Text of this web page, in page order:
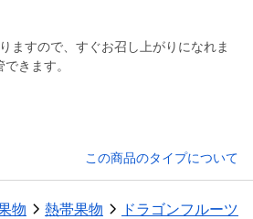
ますので、すぐお召し上がりになれま
きます。
この商品のタイプについて
物 熱帯果物 ドラゴンフルーツ